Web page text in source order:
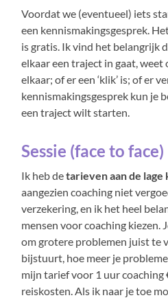
Voordat we (eventueel) iets
een kennismakingsgesprek.
is gratis. Ik vind het belangrijk
elkaar een traject in gaat,
elkaar; of er een ‘klik’ is; of er
kennismakingsgesprek kun je
een traject wilt starten.
Sessie (face to face)
Ik heb detarieven aan de
aangezien coaching niet
verzekering, en ik het heel
mensen voor coaching kiezen.
om grotere problemen juist te
bijstuurt, hoe meer je
mijn tarief voor 1 uur coaching
reiskosten. Als ik naar je toe